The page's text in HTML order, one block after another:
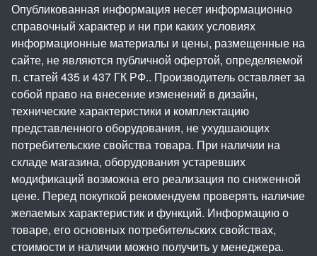
Опубликованная информация несет информационно
справочный характер и ни при каких условиях
информационные материалы и цены, размещенные на
сайте, не являются публичной офертой, определяемой
п. статей 435 и 437 ГК РФ.. Производитель оставляет за
собой право на внесение изменений в дизайн,
технические характеристики и комплектацию
представленного оборудования, не ухудшающих
потребительские свойства товара. При наличии на
складе магазина, оборудования устаревших
модификаций возможна его реализация по сниженной
цене. Перед покупкой рекомендуем проверять наличие
желаемых характеристик и функций. Информацию о
товаре, его основных потребительских свойствах,
стоимости и наличии можно получить у менеджера.